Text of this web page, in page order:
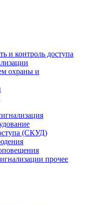
и контроль доступа
охраны и
(СКУД)
прочее